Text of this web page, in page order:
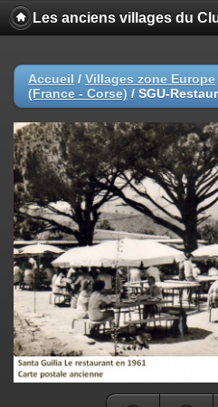
Les anciens villages du
Accueil / Villages zone Europe
(France - Corse) / SGU-